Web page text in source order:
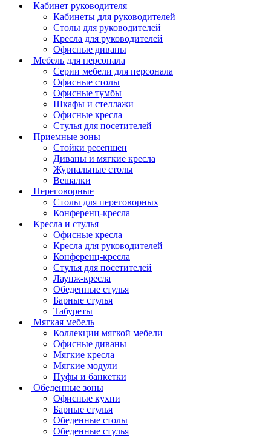
Кабинет руководителя
Кабинеты для руководителей
Столы для руководителей
Кресла для руководителей
Офисные диваны
Мебель для персонала
Серии мебели для персонала
Офисные столы
Офисные тумбы
Шкафы и стеллажи
Офисные кресла
Стулья для посетителей
Приемные зоны
Стойки ресепшен
Диваны и мягкие кресла
Журнальные столы
Вешалки
Переговорные
Столы для переговорных
Конференц-кресла
Кресла и стулья
Офисные кресла
Кресла для руководителей
Конференц-кресла
Стулья для посетителей
Лаунж-кресла
Обеденные стулья
Барные стулья
Табуреты
Мягкая мебель
Коллекции мягкой мебели
Офисные диваны
Мягкие кресла
Мягкие модули
Пуфы и банкетки
Обеденные зоны
Офисные кухни
Барные стулья
Обеденные столы
Обеденные стулья